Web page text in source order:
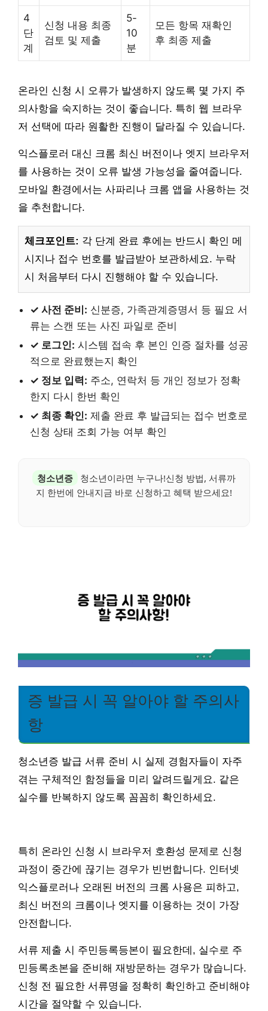
4
단
계
신청 내용 최종
검토 및 제출
5-
10
분
모든 항목 재확인
후 최종 제출
온라인 신청 시 오류가 발생하지 않도록 몇 가지 주
의사항을 숙지하는 것이 좋습니다. 특히 웹 브라우
저 선택에 따라 원활한 진행이 달라질 수 있습니다.
익스플로러 대신 크롬 최신 버전이나 엣지 브라우저
를 사용하는 것이 오류 발생 가능성을 줄여줍니다.
모바일 환경에서는 사파리나 크롬 앱을 사용하는 것
을 추천합니다.
체크포인트: 각 단계 완료 후에는 반드시 확인 메
시지나 접수 번호를 발급받아 보관하세요. 누락
시 처음부터 다시 진행해야 할 수 있습니다.
✓ 사전 준비: 신분증, 가족관계증명서 등 필요 서
류는 스캔 또는 사진 파일로 준비
✓ 로그인: 시스템 접속 후 본인 인증 절차를 성공
적으로 완료했는지 확인
✓ 정보 입력: 주소, 연락처 등 개인 정보가 정확
한지 다시 한번 확인
✓ 최종 확인: 제출 완료 후 발급되는 접수 번호로
신청 상태 조회 가능 여부 확인
청소년증
청소년이라면 누구나!신청 방법, 서류까
지 한번에 안내지금 바로 신청하고 혜택 받으세요!
증 발급 시 꼭 알아야 할 주의사
항
청소년증 발급 서류 준비 시 실제 경험자들이 자주
겪는 구체적인 함정들을 미리 알려드릴게요. 같은
실수를 반복하지 않도록 꼼꼼히 확인하세요.
특히 온라인 신청 시 브라우저 호환성 문제로 신청
과정이 중간에 끊기는 경우가 빈번합니다. 인터넷
익스플로러나 오래된 버전의 크롬 사용은 피하고,
최신 버전의 크롬이나 엣지를 이용하는 것이 가장
안전합니다.
서류 제출 시 주민등록등본이 필요한데, 실수로 주
민등록초본을 준비해 재방문하는 경우가 많습니다.
신청 전 필요한 서류명을 정확히 확인하고 준비해야
시간을 절약할 수 있습니다.